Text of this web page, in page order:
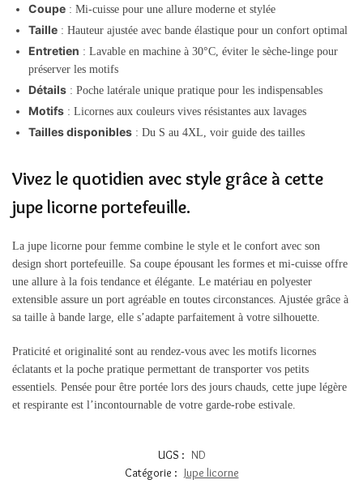
Coupe : Mi-cuisse pour une allure moderne et stylée
Taille : Hauteur ajustée avec bande élastique pour un confort optimal
Entretien : Lavable en machine à 30°C, éviter le sèche-linge pour
préserver les motifs
Détails : Poche latérale unique pratique pour les indispensables
Motifs : Licornes aux couleurs vives résistantes aux lavages
Tailles disponibles : Du S au 4XL, voir guide des tailles
Vivez le quotidien avec style grâce à cette
jupe licorne portefeuille.
La jupe licorne pour femme combine le style et le confort avec son
design short portefeuille. Sa coupe épousant les formes et mi-cuisse offre
une allure à la fois tendance et élégante. Le matériau en polyester
extensible assure un port agréable en toutes circonstances. Ajustée grâce à
sa taille à bande large, elle s’adapte parfaitement à votre silhouette.
Praticité et originalité sont au rendez-vous avec les motifs licornes
éclatants et la poche pratique permettant de transporter vos petits
essentiels. Pensée pour être portée lors des jours chauds, cette jupe légère
et respirante est l’incontournable de votre garde-robe estivale.
UGS : ND
Catégorie : Jupe licorne